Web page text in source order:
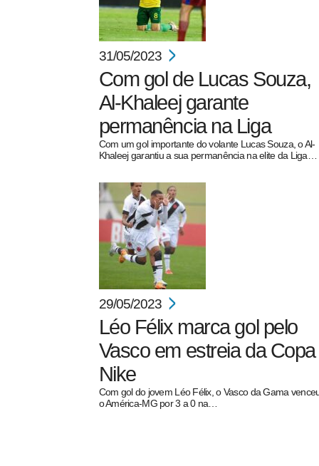
31/05/2023
Com gol de Lucas Souza,
Al-Khaleej garante
permanência na Liga
Com um gol importante do volante Lucas Souza, o Al-
Khaleej garantiu a sua permanência na elite da Liga…
29/05/2023
Léo Félix marca gol pelo
Vasco em estreia da Copa
Nike
Com gol do jovem Léo Félix, o Vasco da Gama
o América-MG por 3 a 0 na…